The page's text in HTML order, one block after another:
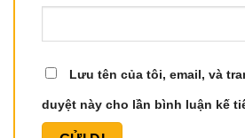
Lưu tên của tôi, email, và
duyệt này cho lần bình luận kế